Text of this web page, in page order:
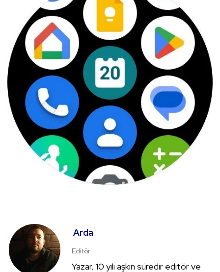
Arda
Editör
Yazar, 10 yılı aşkın süredir editör ve